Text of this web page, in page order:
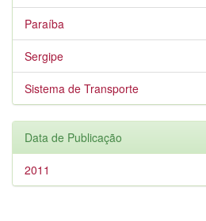
Paraíba
Sergipe
Sistema de Transporte
Data de Publicação
2011